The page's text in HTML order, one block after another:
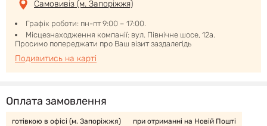
Самовивіз (м. Запоріжжя)
Графік роботи: пн-пт 9:00 – 17:00.
Місцезнаходження компанії: вул. Північне шосе, 12а.
Просимо попереджати про Ваш візит заздалегідь
Подивитись на карті
Оплата замовлення
готівкою в офісі (м. Запоріжжя) при отриманні на Новій Пошті